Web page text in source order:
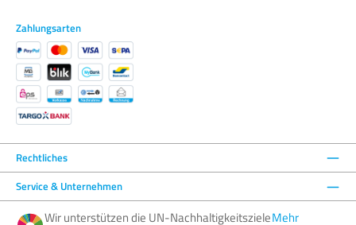
Zahlungsarten
Rechtliches
Service & Unternehmen
Wir unterstützen die UN-NachhaltigkeitszieleMehr